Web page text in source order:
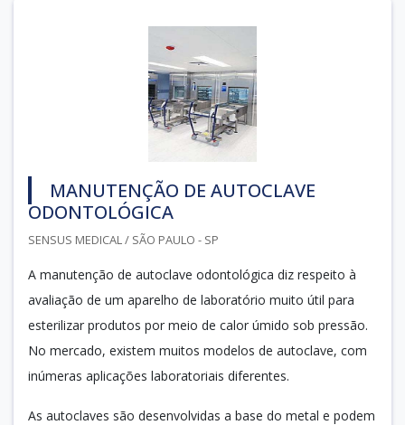
MANUTENÇÃO DE AUTOCLAVE
ODONTOLÓGICA
SENSUS MEDICAL / SÃO PAULO - SP
A manutenção de autoclave odontológica diz respeito à
avaliação de um aparelho de laboratório muito útil para
esterilizar produtos por meio de calor úmido sob pressão.
No mercado, existem muitos modelos de autoclave, com
inúmeras aplicações laboratoriais diferentes.
As autoclaves são desenvolvidas a base do metal e podem